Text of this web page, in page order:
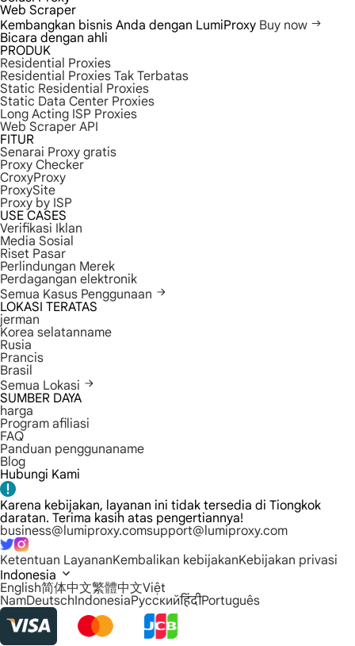
Web Scraper
Kembangkan bisnis Anda dengan LumiProxy Buy now
Bicara dengan ahli
PRODUK
Residential Proxies
Residential Proxies Tak Terbatas
Static Residential Proxies
Static Data Center Proxies
Long Acting ISP Proxies
Web Scraper API
FITUR
Senarai Proxy gratis
Proxy Checker
CroxyProxy
ProxySite
Proxy by ISP
USE CASES
Verifikasi Iklan
Media Sosial
Riset Pasar
Perlindungan Merek
Perdagangan elektronik
Semua Kasus Penggunaan
LOKASI TERATAS
jerman
Korea selatanname
Rusia
Prancis
Brasil
Semua Lokasi
SUMBER DAYA
harga
Program afiliasi
FAQ
Panduan penggunaname
Blog
Hubungi Kami
Karena kebijakan, layanan ini tidak tersedia di Tiongkok
daratan. Terima kasih atas pengertiannya!
business@lumiproxy.comsupport@lumiproxy.com
Ketentuan LayananKembalikan kebijakanKebijakan privasi
Indonesia
English简体中文繁體中文Việt
NamDeutschIndonesiaРусскийहिंदीPortuguês